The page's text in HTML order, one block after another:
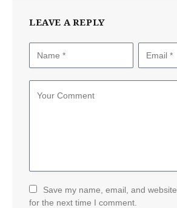
LEAVE A REPLY
Save my name, email, and
for the next time I comment.